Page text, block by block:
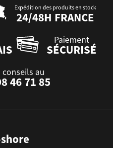
Expédition des produits en stock
24/48H FRANCE
Paiement
SÉCURISÉ
conseils au
46 71 85